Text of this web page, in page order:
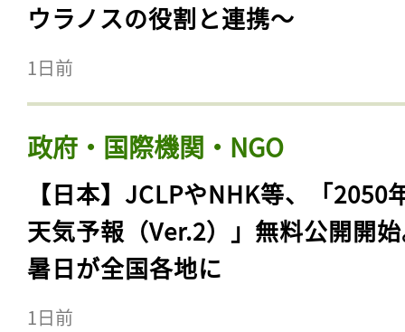
ウラノスの役割と連携〜
1日前
政府・国際機関・NGO
【日本】JCLPやNHK等、「2050
天気予報（Ver.2）」無料公開開
暑日が全国各地に
1日前